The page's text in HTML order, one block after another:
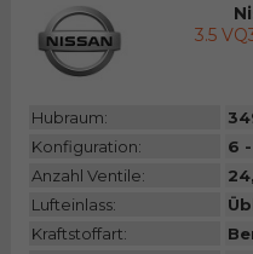
3.5
Hubraum:
Konfiguration:
6
Anzahl Ventile:
Lufteinlass:
Kraftstoffart: